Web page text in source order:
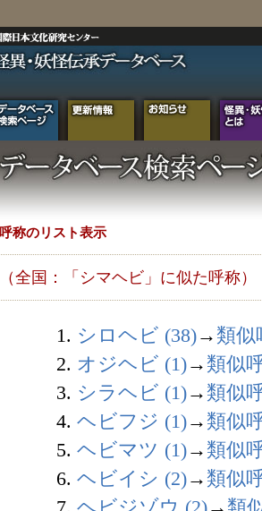
呼称のリスト表示
（全国：「シマヘビ」に似た呼称）
1. シロヘビ (38)→ 類似
2. オジヘビ (1)→ 類似
3. シラヘビ (1)→ 類似
4. ヘビフジ (1)→ 類似
5. ヘビマツ (1)→ 類似
6. ヘビイシ (2)→ 類似